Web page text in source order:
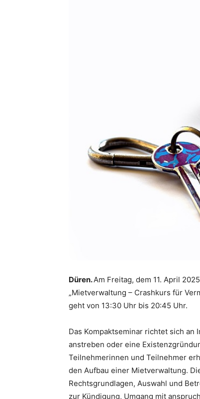
Düren.Am Freitag, dem 11. April
„Mietverwaltung – Crashkurs für
geht von 13:30 Uhr bis 20:45 Uhr.
Das Kompaktseminar richtet sich
anstreben oder eine
Teilnehmerinnen und Teilnehmer
den Aufbau einer Mietverwaltung.
Rechtsgrundlagen, Auswahl und
zur Kündigung, Umgang mit